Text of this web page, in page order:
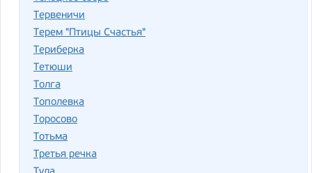
Тервеничи
Терем "Птицы Счастья"
Териберка
Тетюши
Толга
Тополевка
Торосово
Тотьма
Третья речка